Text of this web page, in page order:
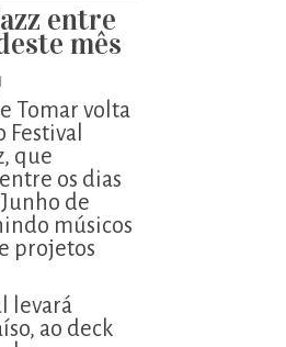
entre
mês
Tomar volta
Festival
que
os dias
de
músicos
projetos
levará
ao deck